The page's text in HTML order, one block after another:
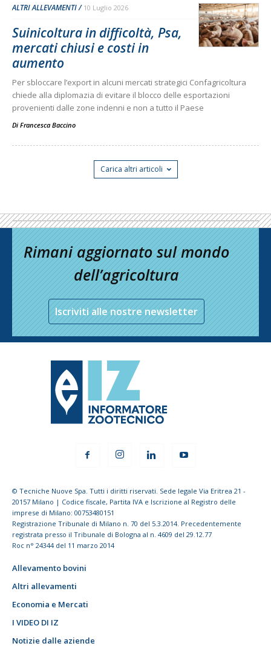
ALTRI ALLEVAMENTI 10 Luglio 2026
Suinicoltura in difficoltà, Psa,
mercati chiusi e costi in
aumento
Per sbloccare l’export in alcuni mercati strategici Confagricoltura
chiede alla diplomazia di evitare il blocco delle esportazioni
provenienti dalle zone indenni e non a tutto il Paese
Di Francesca Baccino
Carica altri articoli
Rimani aggiornato sul mondo
dell’agricoltura
Iscriviti alle nostre newsletter
© Tecniche Nuove Spa. Tutti i diritti riservati. Sede legale Via Eritrea 21 -
20157 Milano | Codice fiscale, Partita IVA e Iscrizione al Registro delle
imprese di Milano: 00753480151
Registrazione Tribunale di Milano n. 70 del 5.3.2014. Precedentemente
registrata presso il Tribunale di Bologna al n. 4609 del 29.12.77
Roc n° 24344 del 11 marzo 2014
Allevamento bovini
Altri allevamenti
Economia e Mercati
I VIDEO DI IZ
Notizie dalle aziende